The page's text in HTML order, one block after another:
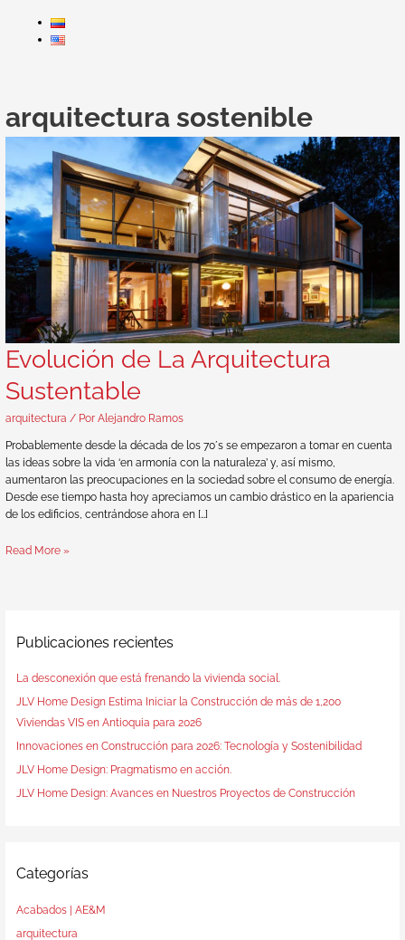
arquitectura sostenible
Evolución de La Arquitectura
Sustentable
arquitectura / PorAlejandro Ramos
Probablemente desde la década de los 70´s se empezaron a tomar en cuenta
las ideas sobre la vida ‘en armonía con la naturaleza’ y, así mismo,
aumentaron las preocupaciones en la sociedad sobre el consumo de energía.
Desde ese tiempo hasta hoy apreciamos un cambio drástico en la apariencia
de los edificios, centrándose ahora en […]
La
Arquitectura
Sustentable
Read More »
Publicaciones recientes
La desconexión que está frenando la vivienda social.
JLV Home Design Estima Iniciar la Construcción de más de 1,200
Viviendas VIS en Antioquia para 2026
Innovaciones en Construcción para 2026: Tecnología y Sostenibilidad
JLV Home Design: Pragmatismo en acción.
JLV Home Design: Avances en Nuestros Proyectos de Construcción
Categorías
Acabados | AE&M
arquitectura